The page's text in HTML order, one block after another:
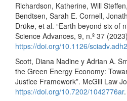
Richardson, Katherine, Will
Bendtsen, Sarah E. Cornell,
Drüke, et al. “Earth beyond six of
Science Advances, 9, n.º 37
https://doi.org/10.1126/
Scott, Diana Nadine y Adrian A.
the Green Energy Economy:
Justice Framework”. McGill Law
https://doi.org/10.7202/1042776ar.